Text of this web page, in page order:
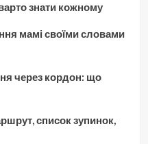
знати кожному
мамі своїми словами
через кордон: що
список зупинок,